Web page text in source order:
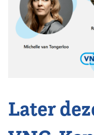
Nieuws
Opleiding
Vereniging
Contact
Later